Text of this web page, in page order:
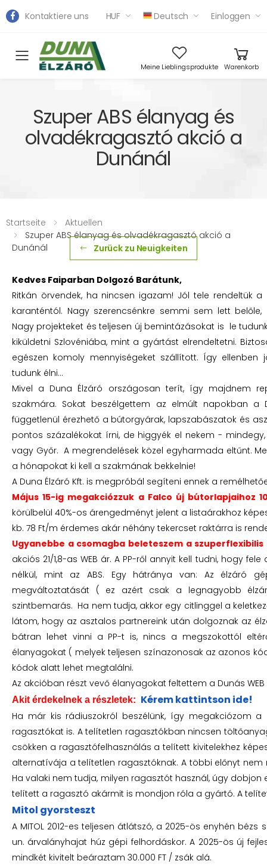
Kontaktiere uns HUF Deutsch Einloggen
Toggle mobile menu
Meine Lieblingsprodukte Warenkorb
Szuper ABS élanyag és
olvadékragasztó akció a
Dunánál
Startseite
Aktuellen
Szuper ABS élanyag és olvadékragasztó akció a
Dunánál
Zurück zu Neuigkeiten
Kedves Faiparban Dolgozó Barátunk,
Ritkán örvendek, ha nincsen igazam! Jól tele rendeltük
karanténtól. Nagy szerencsénkre semmi sem lett
Nagy projekteket és teljesen új bemintázásokat is le
kiküldetni Szlovéniába, mint a gyártást elrendeltetni.
egészen komoly mennyiségeket szállított. Így
tudunk élni…
Mivel a Duna Élzáró országosan terít, így majdnem
szakmára. Sokat beszélgettem az elmúlt napokban a
függetlenül érezhető a bútorgyárak, lapszabászatok és
pontos százalékokat írni, de higgyék el nekem -
vagy Győr. A megrendelések közel egyharmada eltűnt.
a hónapokat ki kell a szakmának bekkelnie!
A Duna Élzáró Kft. is megpróbál segíteni ennek a
Május 15-ig megakciózzuk a Falco új bútorlapjaihoz
körülbelül 40%-os árengedményt jelent a listaárakhoz
kb. 78 Ft/m érdemes akár néhány tekercset raktárra is
Ugyanebbe a csomagba beleteszem a szuperflexibilis
akciós 21/1,8-as WEB ár. A PP-ről annyit kell tudni, hogy
nélkül, mint az ABS. Egy hátránya van: Az élzáró
megváltoztatását ( ez azért csak a legnagyobb
szintbemarás. Ha nem tudja, akkor egy citlinggel a
látom, hogy az asztalos partnereink után dolgoznak az
bátran lehet vinni a PP-t is, nincs a megszokottól
élanyagokat ( melyek teljesen színazonosak az azonos
kódok alatt lehet megtalálni.
Az akcióban részt vevő élanyagokat feltettem a Dunás
Akit érdekelnek a részletek: Kérem kattintson ide!
Ha már kis rádiuszokról beszélünk, így megakciózom
ragasztókat is. A telítetlen ragasztókban nincsen
csökken a ragasztófelhasználás a telített kivitelekhez
alternatívája a telítetlen ragasztóknak. A többi előnyt
Ha valaki nem tudja, milyen ragasztót használ, úgy
telített a ragasztó akármit is mondjon róla a gyártó. A
Mitol gyorsteszt
A MITOL 2012-es teljesen átlátszó, a 2025-ös enyhén
un. árvalányhajat húz gépi felhordáskor. A 2025-ös új
mindkét kivitelt beáraztam 30.000 FT / zsák alá.